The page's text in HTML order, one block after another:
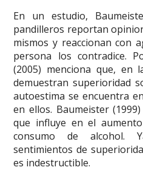
En un estudio,
pandilleros reportan
mismos y reaccionan con
persona los contradice.
(2005) menciona que, en
demuestran superioridad
autoestima se encuentra
en ellos. Baumeister
que influye en el
consumo de alcohol.
sentimientos de
es indestructible.